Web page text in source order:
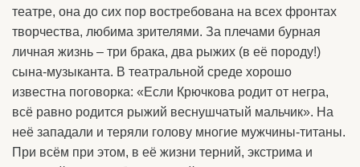
театре, она до сих пор востребована на всех фронтах
творчества, любима зрителями. За плечами бурная
личная жизнь – три брака, два рыжих (в её породу!)
сына-музыканта. В театральной среде хорошо
известна поговорка: «Если Крючкова родит от негра,
всё равно родится рыжий веснушчатый мальчик». На
неё западали и теряли голову многие мужчины-титаны.
При всём при этом, в её жизни терний, экстрима и